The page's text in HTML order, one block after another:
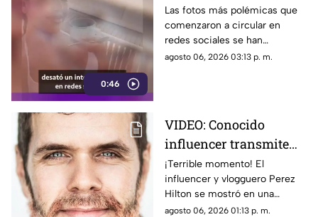
0:46
de las que TODOS están
hablando
Las fotos más polémicas que
comenzaron a circular en
redes sociales se han
convertido en el centro de
agosto 06, 2026 03:13 p. m.
VIDEO: Conocido
influencer transmite
EN VIVO mientras se
4utoles1ona; así fue
captado
¡Terrible momento! El
influencer y vlogguero Perez
Hilton se mostró en una
situación de crisis y provocó la
agosto 06, 2026 01:13 p. m.